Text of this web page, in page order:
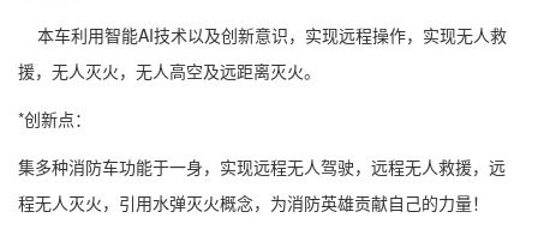
本车利用智能AI技术以及创新意识，实现远程操作，实现无人救
援，无人灭火，无人高空及远距离灭火。
*创新点：
集多种消防车功能于一身，实现远程无人驾驶，远程无人救援，远
程无人灭火，引用水弹灭火概念，为消防英雄贡献自己的力量！